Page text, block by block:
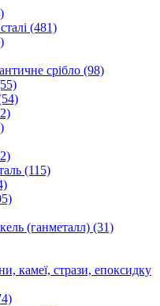
(481)
срібло (98)
(115)
(ганметалл) (31)
камеї, стрази, епоксидку